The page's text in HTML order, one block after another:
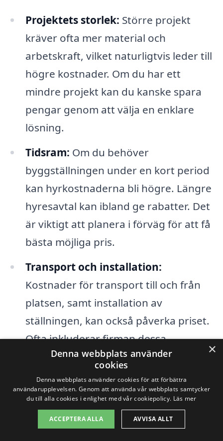
Projektets storlek: Större projekt
kräver ofta mer material och
arbetskraft, vilket naturligtvis leder till
högre kostnader. Om du har ett
mindre projekt kan du kanske spara
pengar genom att välja en enklare
lösning.
Tidsram: Om du behöver
byggställningen under en kort period
kan hyrkostnaderna bli högre. Längre
hyresavtal kan ibland ge rabatter. Det
är viktigt att planera i förväg för att få
bästa möjliga pris.
Transport och installation:
Kostnader för transport till och från
platsen, samt installation av
ställningen, kan också påverka priset.
Ofta inkluderar firman dessa
kostnader i sitt totala erbjudande, så
var säker på att fråga om detta.
Säkerhetskrav:I Sverige finns strikta
säkerhetskrav som måste följas. Om
×
Denna webbplats använder
cookies
Denna webbplats använder cookies för att förbättra
användarupplevelsen. Genom att använda vår webbplats samtycker
du till alla cookies i enlighet med vår cookiepolicy. Läs mer
ACCEPTERA ALLA AVVISA ALLT